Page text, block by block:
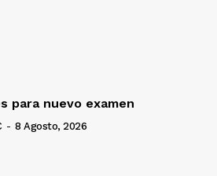
para nuevo examen
- 8 Agosto, 2026